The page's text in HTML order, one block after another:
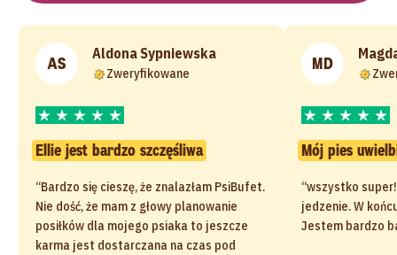
AS Aldona Sypniewska
Zweryfikowane
Ellie jest bardzo szczęśliwa
“Bardzo się cieszę, że znalazłam PsiBufet.
Nie dość, że mam z głowy planowanie
posiłków dla mojego psiaka to jeszcze
karma jest dostarczana na czas pod
MD
Mój pies
“wszystko
jedzenie. W
Jestem bardzo